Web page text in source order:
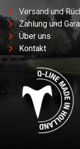
Versand und
Zahlung und
Über uns
Kontakt